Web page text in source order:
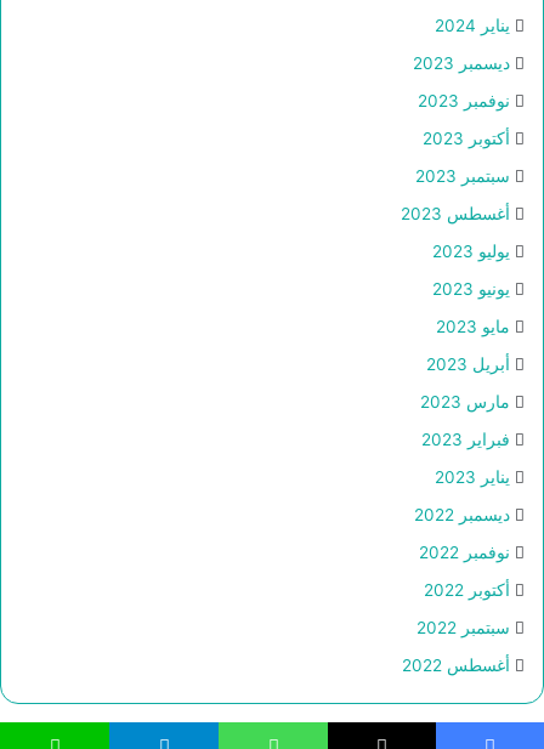
يناير 2024
ديسمبر 2023
نوفمبر 2023
أكتوبر 2023
سبتمبر 2023
أغسطس 2023
يوليو 2023
يونيو 2023
مايو 2023
أبريل 2023
مارس 2023
فبراير 2023
يناير 2023
ديسمبر 2022
نوفمبر 2022
أكتوبر 2022
سبتمبر 2022
أغسطس 2022